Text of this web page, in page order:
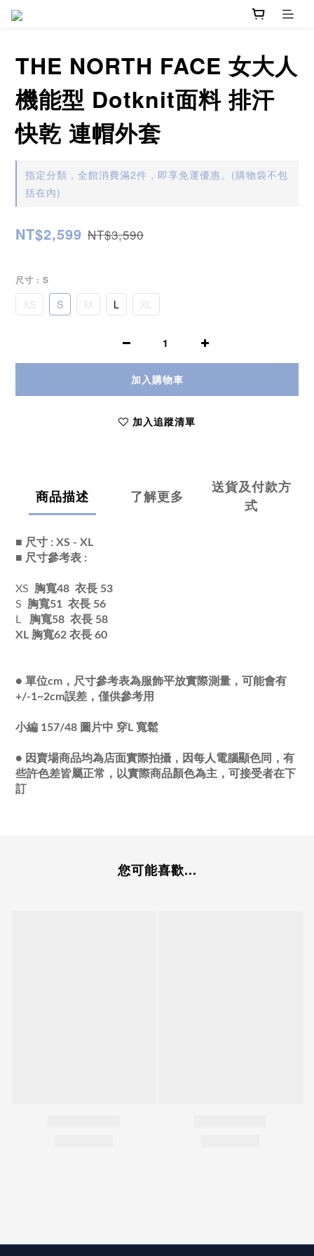
THE NORTH FACE 女大人
機能型 Dotknit面料 排汗
快乾 連帽外套
指定分類，全館消費滿2件，即享免運優惠。(購物袋不包
括在內)
NT$2,599 NT$3,590
尺寸 : S
XS S M L XL
加入購物車
加入追蹤清單
商品描述 了解更多
送貨及付款方
式
■ 尺寸 : XS - XL
■ 尺寸參考表 :
XS
胸寬48 衣長 53
S
胸寬51 衣長 56
L
胸寬58 衣長 58
XL 胸寬62 衣長 60
● 單位cm，尺寸參考表為服飾平放實際測量，可能會有
+/-1~2cm誤差，僅供參考用
小編 157/48 圖片中 穿L 寬鬆
● 因賣場商品均為店面實際拍攝，因每人電腦顯色同，有
些許色差皆屬正常，以實際商品顏色為主，可接受者在下
訂
您可能喜歡...